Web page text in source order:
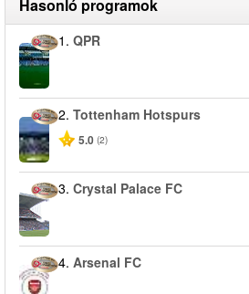
Hasonló programok
1. QPR
2. Tottenham Hotspurs
5.0 (2)
3. Crystal Palace FC
4. Arsenal FC